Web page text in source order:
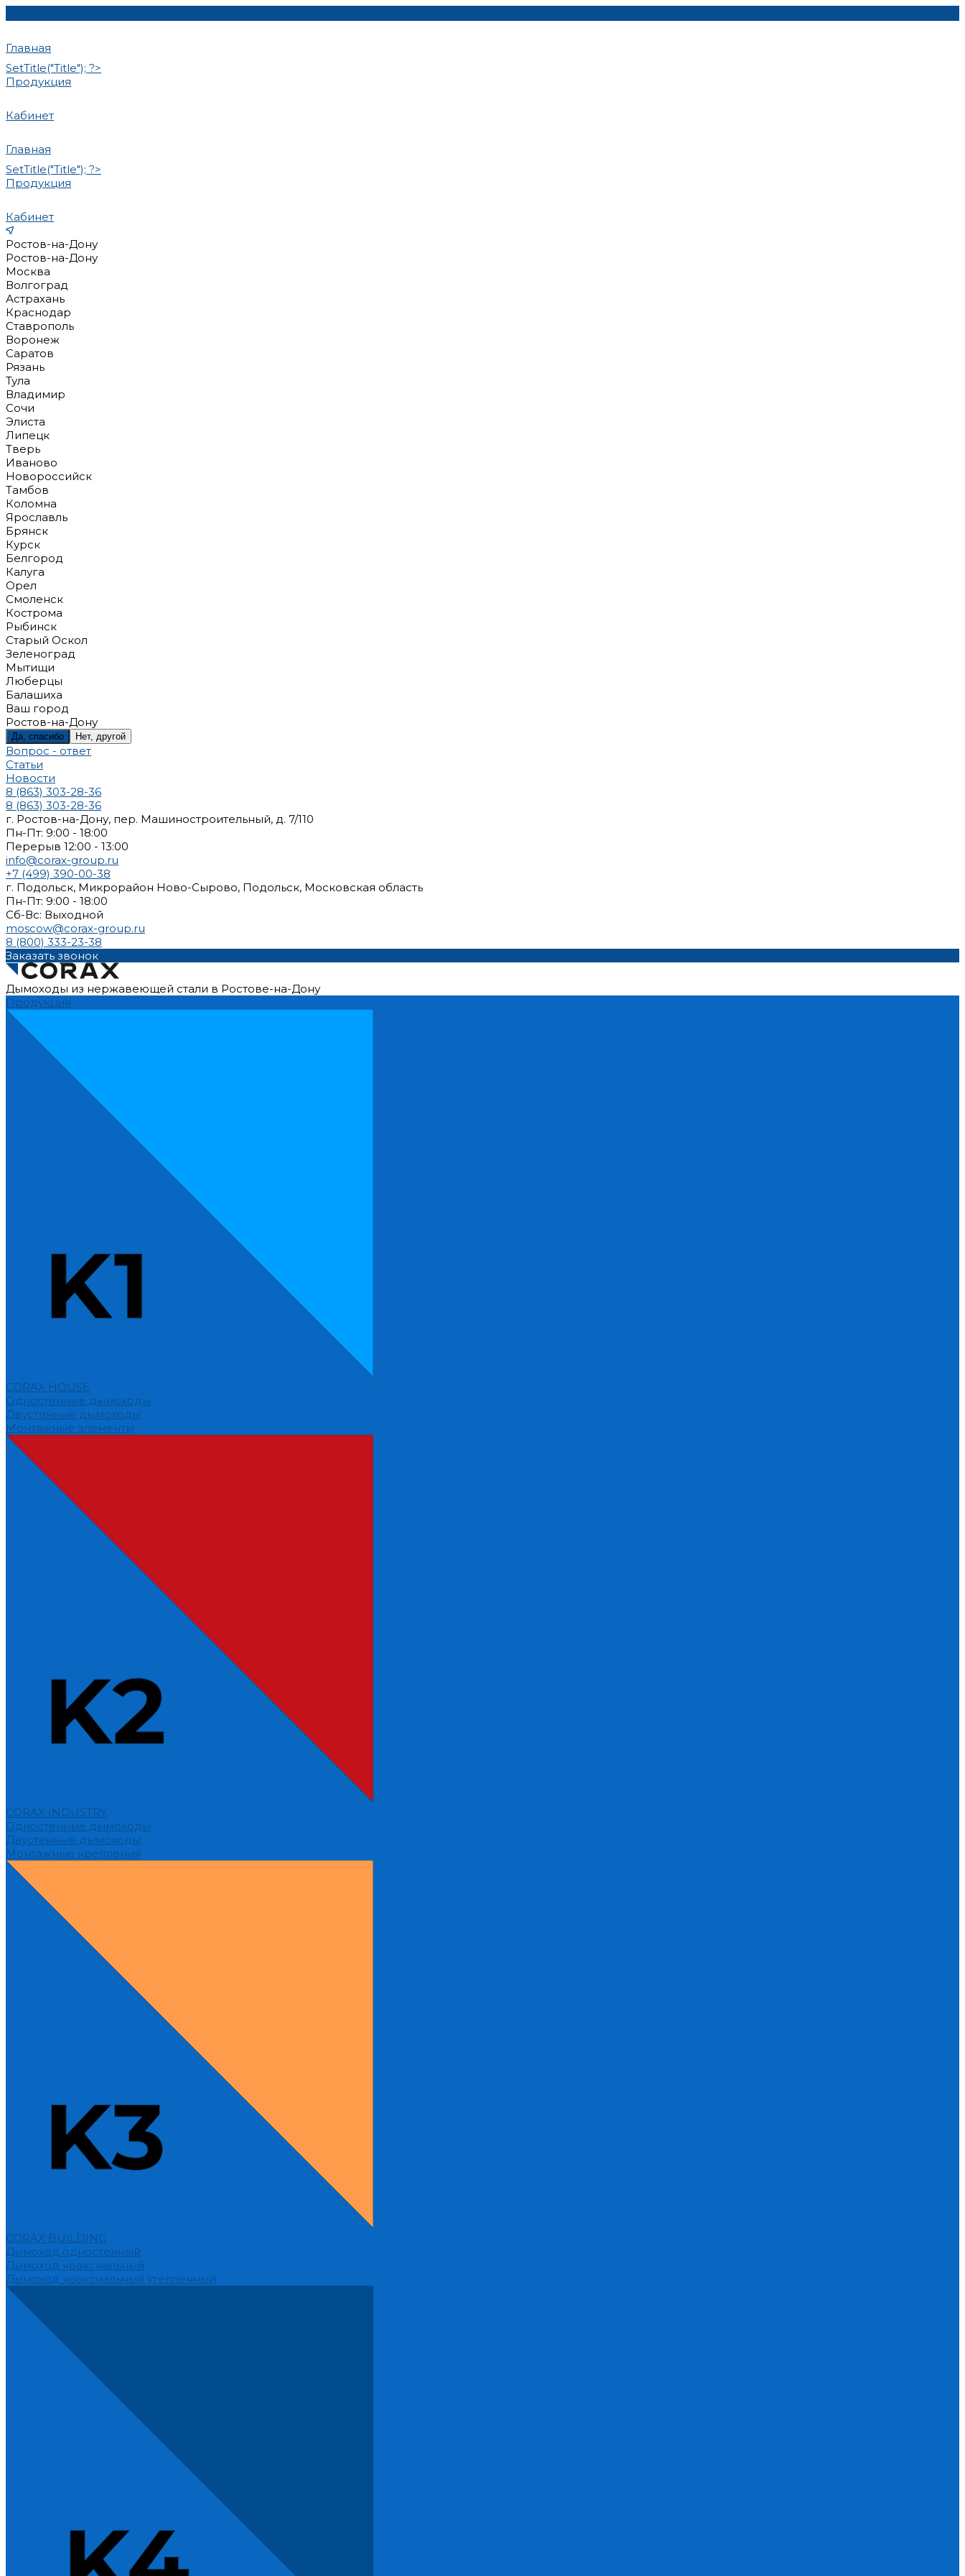
Главная
SetTitle("Title"); ?>
Продукция
Кабинет
Главная
SetTitle("Title"); ?>
Продукция
Кабинет
Ростов-на-Дону
Ростов-на-Дону
Москва
Волгоград
Астрахань
Краснодар
Ставрополь
Воронеж
Саратов
Рязань
Тула
Владимир
Сочи
Элиста
Липецк
Тверь
Иваново
Новороссийск
Тамбов
Коломна
Ярославль
Брянск
Курск
Белгород
Калуга
Орел
Смоленск
Кострома
Рыбинск
Старый Оскол
Зеленоград
Мытищи
Люберцы
Балашиха
Ваш город
Ростов-на-Дону
Да, спасибо Нет, другой
Вопрос - ответ
Статьи
Новости
8 (863) 303-28-36
8 (863) 303-28-36
г. Ростов-на-Дону, пер. Машиностроительный, д. 7/110
Пн-Пт: 9:00 - 18:00
Перерыв 12:00 - 13:00
info@corax-group.ru
+7 (499) 390-00-38
г. Подольск, Микрорайон Ново-Сырово, Подольск, Московская область
Пн-Пт: 9:00 - 18:00
Cб-Вс: Выходной
moscow@corax-group.ru
8 (800) 333-23-38
Заказать звонок
Дымоходы из нержавеющей стали в Ростове-на-Дону
Продукция
CORAX HOUSE
Одностенные дымоходы
Двустенные дымоходы
Монтажные элементы
CORAX INDUSTRY
Одностенные дымоходы
Двустенные дымоходы
Монтажные крепления
CORAX BUILDING
Дымоход одностенный
Дымоход коаксиальный
Дымоход коаксиальный утепленный